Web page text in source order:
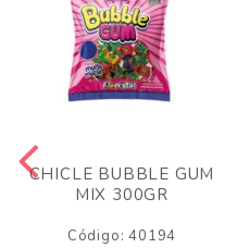
CHICLE BUBBLE GUM
MIX 300GR
Código: 40194